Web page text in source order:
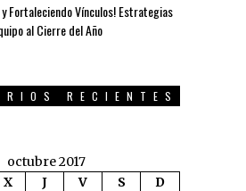
y Fortaleciendo Vínculos! Estrategias
al Cierre del Año
RECIENTES
octubre 2017
X J V S D